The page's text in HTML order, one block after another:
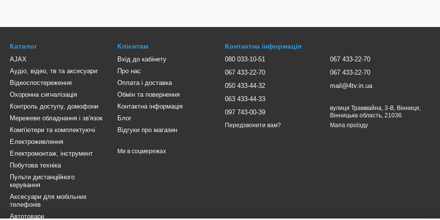
чіткість зображення та стабільне з’єднання;
антени, медіаплеєри та аксесуари працюють разом для оптимального прийому.
BigSat у порівнянні з іншими брендами
матеріалів;
від антен до медіаплеєрів;
та гарантія виробника.
техніка BigSat
квартири— супутникове та цифрове ТБ, медіаплеєри, аудіопристрої.
Каталог
AJAX
Аудіо, відео, тв та аксесуари
Відеоспостереження
Охоронна сигналізація
Контроль доступу, домофони
Мережеве обладнання і зв'язок
Комп'ютери та комплектуючі
Електроживлення
Електромонтаж, інструмент
Побутова техніка
Пульти дистанційного
керування
Аксесуари для мобільних
телефонів
Автотовари
Клієнтам
Вхід до кабінету
Про нас
Оплата і доставка
Обмін та повернення
Контактна інформація
Блог
Відгуки про магазин
Ми в соцмережах
Контактна інформація
080 033-10-51
067 433-22-70
050 433-44-32
063 433-44-33
097 743-00-39
Передзвонити вам?
067 433-22-70
067 433-22-70
mail@4tv.in.ua
вулиця Трамвайна, 3-В, Вінниця,
Вінницька область, 21036
Мапа проїзду